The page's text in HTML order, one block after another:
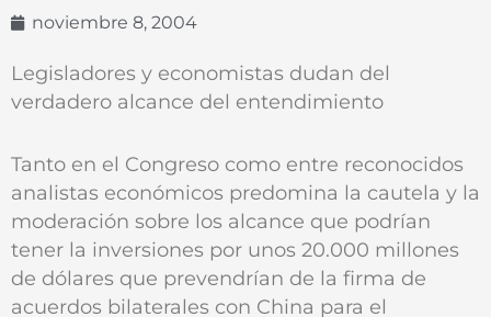
noviembre 8, 2004
Legisladores y economistas dudan del
verdadero alcance del entendimiento
Tanto en el Congreso como entre reconocidos
analistas económicos predomina la cautela y la
moderación sobre los alcance que podrían
tener la inversiones por unos 20.000 millones
de dólares que prevendrían de la firma de
acuerdos bilaterales con China para el